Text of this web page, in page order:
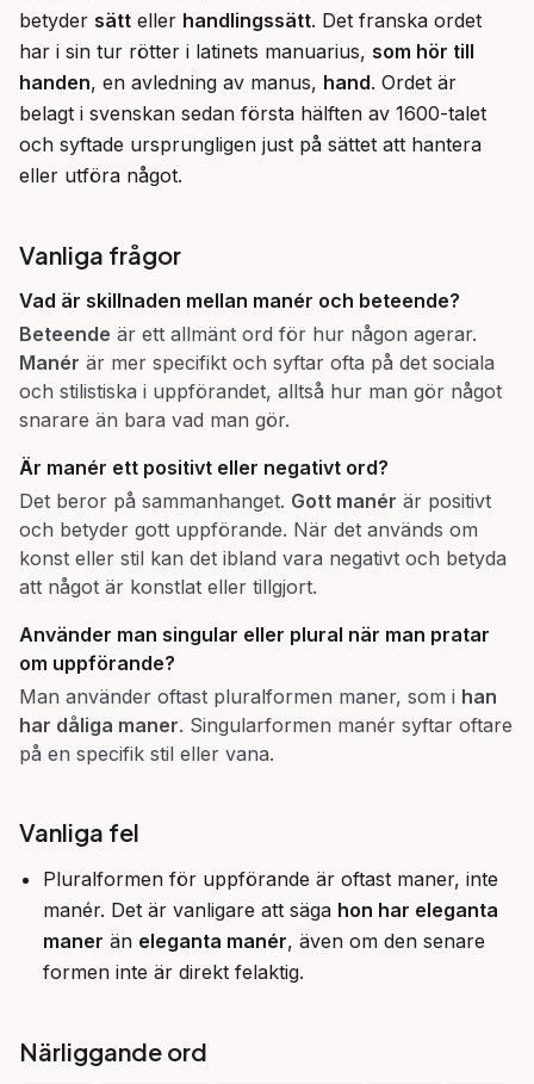
betyder sätt eller handlingssätt. Det franska ordet
har i sin tur rötter i latinets manuarius, som hör till
handen, en avledning av manus, hand. Ordet är
belagt i svenskan sedan första hälften av 1600-talet
och syftade ursprungligen just på sättet att hantera
eller utföra något.
Vanliga frågor
Vad är skillnaden mellan manér och beteende?
Beteende är ett allmänt ord för hur någon agerar.
Manér är mer specifikt och syftar ofta på det sociala
och stilistiska i uppförandet, alltså hur man gör något
snarare än bara vad man gör.
Är manér ett positivt eller negativt ord?
Det beror på sammanhanget. Gott manér är positivt
och betyder gott uppförande. När det används om
konst eller stil kan det ibland vara negativt och betyda
att något är konstlat eller tillgjort.
Använder man singular eller plural när man pratar
om uppförande?
Man använder oftast pluralformen maner, som i han
har dåliga maner. Singularformen manér syftar oftare
på en specifik stil eller vana.
Vanliga fel
Pluralformen för uppförande är oftast maner, inte
manér. Det är vanligare att säga hon har eleganta
maner än eleganta manér, även om den senare
formen inte är direkt felaktig.
Närliggande ord